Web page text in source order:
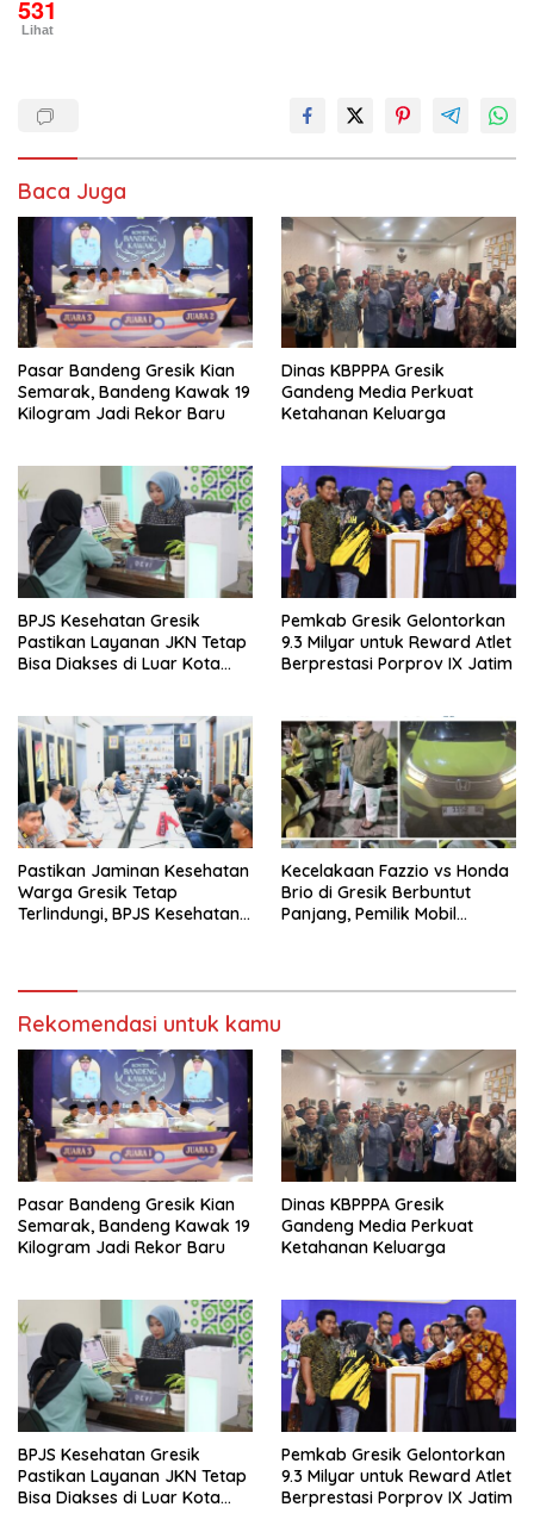
531
Lihat
Baca Juga
Pasar Bandeng Gresik Kian
Semarak, Bandeng Kawak 19
Kilogram Jadi Rekor Baru
Dinas KBPPPA Gresik
Gandeng Media Perkuat
Ketahanan Keluarga
BPJS Kesehatan Gresik
Pastikan Layanan JKN Tetap
Bisa Diakses di Luar Kota
Pemkab Gresik Gelontorkan
9.3 Milyar untuk Reward Atlet
Berprestasi Porprov IX Jatim
Pastikan Jaminan Kesehatan
Warga Gresik Tetap
Terlindungi, BPJS Kesehatan
Kecelakaan Fazzio vs Honda
Brio di Gresik Berbuntut
Panjang, Pemilik Mobil
Rekomendasi untuk kamu
Pasar Bandeng Gresik Kian
Semarak, Bandeng Kawak 19
Kilogram Jadi Rekor Baru
Dinas KBPPPA Gresik
Gandeng Media Perkuat
Ketahanan Keluarga
BPJS Kesehatan Gresik
Pastikan Layanan JKN Tetap
Bisa Diakses di Luar Kota
Pemkab Gresik Gelontorkan
9.3 Milyar untuk Reward Atlet
Berprestasi Porprov IX Jatim